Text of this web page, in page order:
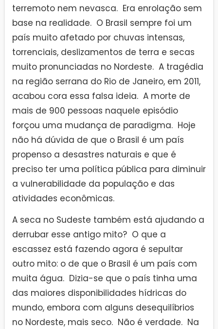
terremoto nem nevasca. Era enrolação sem
base na realidade. O Brasil sempre foi um
país muito afetado por chuvas intensas,
torrenciais, deslizamentos de terra e secas
muito pronunciadas no Nordeste. A tragédia
na região serrana do Rio de Janeiro, em 2011,
acabou cora essa falsa ideia. A morte de
mais de 900 pessoas naquele episódio
forçou uma mudança de paradigma. Hoje
não há dúvida de que o Brasil é um país
propenso a desastres naturais e que é
preciso ter uma política pública para diminuir
a vulnerabilidade da população e das
atividades econômicas.
A seca no Sudeste também está ajudando a
derrubar esse antigo mito? O que a
escassez está fazendo agora é sepultar
outro mito: o de que o Brasil é um país com
muita água. Dizia-se que o país tinha uma
das maiores disponibilidades hídricas do
mundo, embora com alguns desequilíbrios
no Nordeste, mais seco. Não é verdade. Na